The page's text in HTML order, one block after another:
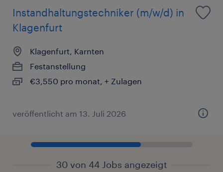
Instandhaltungstechniker (m/w/d) in
Klagenfurt
Klagenfurt, Karnten
Festanstellung
€3,550 pro monat, + Zulagen
veröffentlicht am 13. Juli 2026
30 von 44 Jobs angezeigt